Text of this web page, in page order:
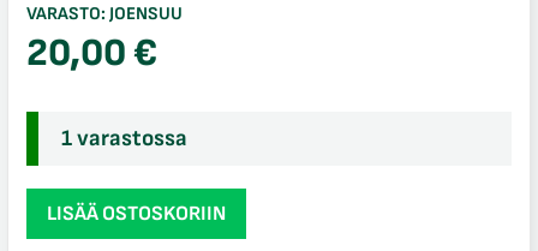
VARASTO: JOENSUU
20,00€
1 varastossa
Lego
Rock
LISÄÄ OSTOSKORIIN